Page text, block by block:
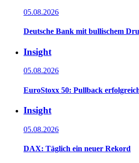
05.08.2026
Deutsche Bank mit bullischem
Insight
05.08.2026
EuroStoxx 50: Pullback
Insight
05.08.2026
DAX: Täglich ein neuer Rekord